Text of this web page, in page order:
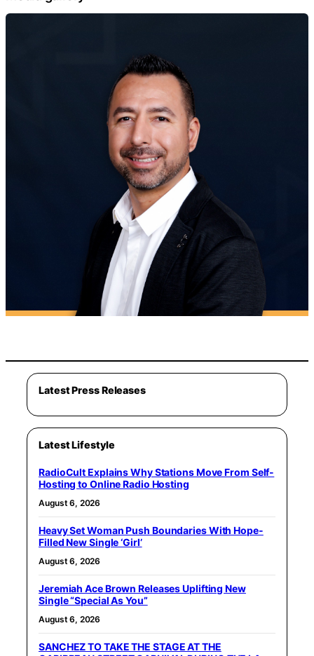
Latest Press Releases
Latest Lifestyle
RadioCult Explains Why Stations Move From Self-
Hosting to Online Radio Hosting
August 6, 2026
Heavy Set Woman Push Boundaries With Hope-
Filled New Single ‘Girl’
August 6, 2026
Jeremiah Ace Brown Releases Uplifting New
Single “Special As You”
August 6, 2026
SANCHEZ TO TAKE THE STAGE AT THE